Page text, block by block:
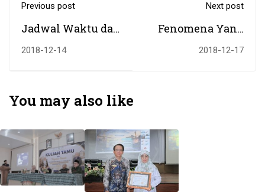
Previous post
Jadwal Waktu dan
Lokasi
Kompetensi
Bidang (SKB)
Peserta CPNS UIN
Antasari Tahun
2018
2018-12-14
Next post
Fenomena Yang
Disepelekan
2018-12-17
You may also like